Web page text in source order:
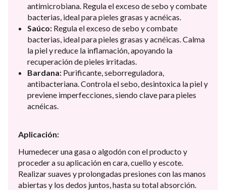
antimicrobiana. Regula el exceso de sebo y combate
bacterias, ideal para pieles grasas y acnéicas.
Saúco: Regula el exceso de sebo y combate
bacterias, ideal para pieles grasas y acnéicas. Calma
la piel y reduce la inflamación, apoyando la
recuperación de pieles irritadas.
Bardana: Purificante, seborreguladora,
antibacteriana. Controla el sebo, desintoxica la piel y
previene imperfecciones, siendo clave para pieles
acnéicas.
Aplicación:
Humedecer una gasa o algodón con el producto y
proceder a su aplicación en cara, cuello y escote.
Realizar suaves y prolongadas presiones con las manos
abiertas y los dedos juntos, hasta su total absorción.